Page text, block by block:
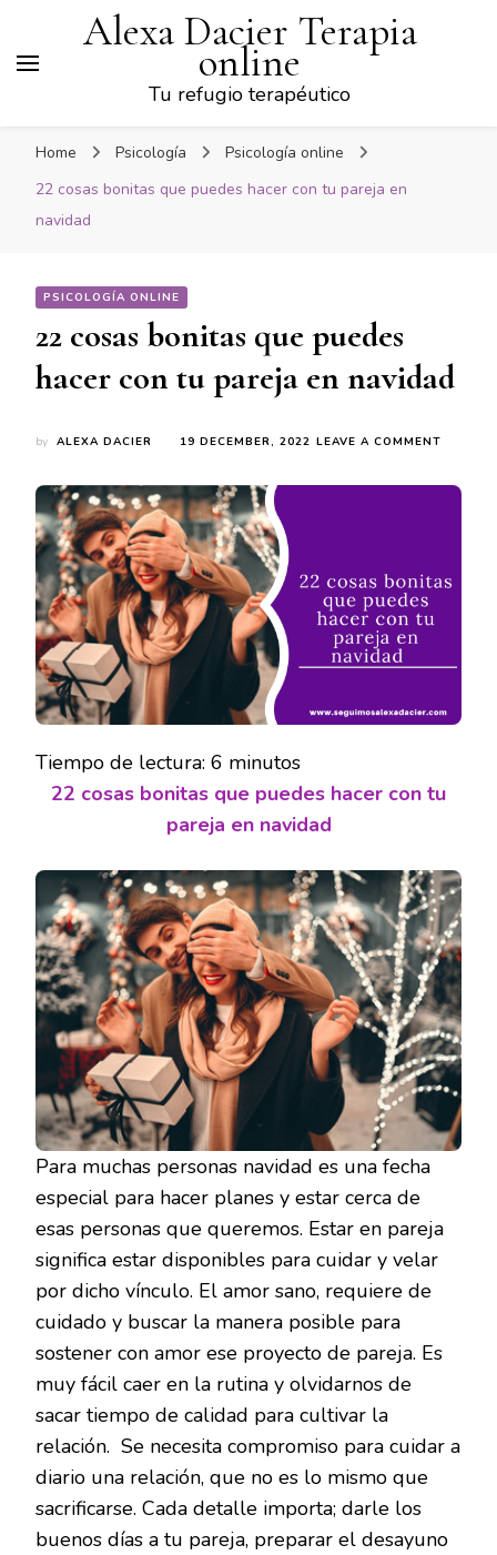
Alexa Dacier Terapia
online
Tu refugio terapéutico
Home Psicología
Psicología online
22 cosas bonitas que puedes hacer con tu pareja en
navidad
PSICOLOGÍA ONLINE
22 cosas bonitas que puedes
hacer con tu pareja en navidad
by ALEXA DACIER 19 DECEMBER, 2022 LEAVE A COMMENT
CON
Tiempo de lectura: 6 minutos
22 cosas bonitas que puedes hacer con tu
pareja en navidad
Para muchas personas navidad es una fecha
especial para hacer planes y estar cerca de
esas personas que queremos. Estar en pareja
significa estar disponibles para cuidar y velar
por dicho vínculo. El amor sano, requiere de
cuidado y buscar la manera posible para
sostener con amor ese proyecto de pareja. Es
muy fácil caer en la rutina y olvidarnos de
sacar tiempo de calidad para cultivar la
relación. Se necesita compromiso para cuidar a
diario una relación, que no es lo mismo que
sacrificarse. Cada detalle importa; darle los
buenos días a tu pareja, preparar el desayuno